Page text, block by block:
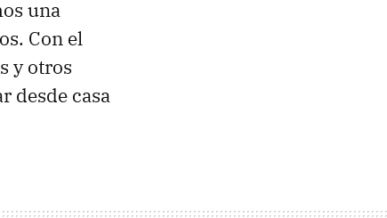
una
Con el
y otros
desde casa